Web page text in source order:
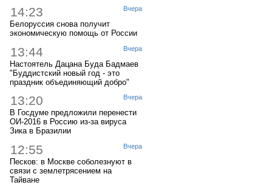
Вчера
14:23
Белоруссия снова получит
экономическую помощь от России
Вчера
13:44
Настоятель Дацана Буда Бадмаев
"Буддистский новый год - это
праздник объединяющий добро"
Вчера
13:20
В Госдуме предложили перенести
ОИ-2016 в Россию из-за вируса
Зика в Бразилии
Вчера
12:55
Песков: в Москве соболезнуют в
связи с землетрясением на
Тайване